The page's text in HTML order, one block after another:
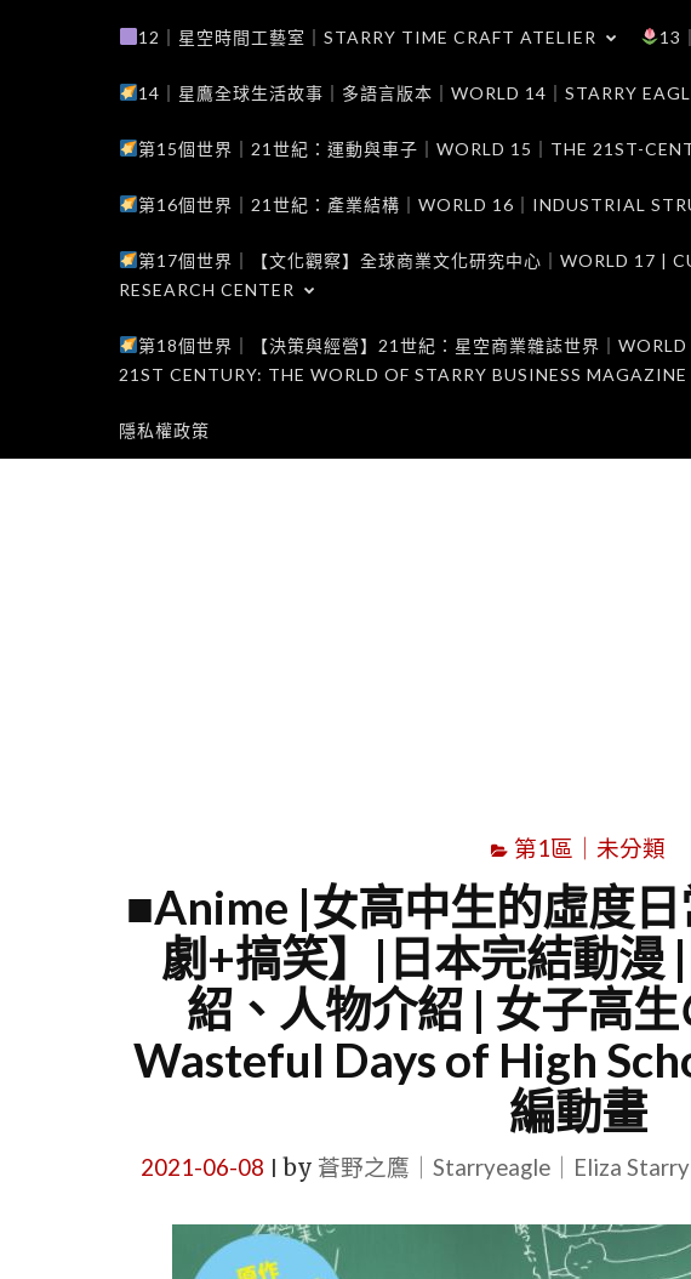
12｜星空時間工藝室｜STARRY TIME CRAFT ATELIER 13
14｜星鷹全球生活故事｜多語言版本｜WORLD 14｜STARRY
第15個世界｜21世紀：運動與車子｜WORLD 15｜THE 21ST-
第16個世界｜21世紀：產業結構｜WORLD 16｜INDUSTRIAL
第17個世界｜【文化觀察】全球商業文化研究中心｜WORLD 17 |
RESEARCH CENTER
第18個世界｜【決策與經營】21世紀：星空商業雜誌世界｜
21ST CENTURY: THE WORLD OF STARRY BUSINESS MAGAZINE
隱私權政策
第1區｜未分類
■Anime |女高中生的虛度
劇+搞笑】|日本完結動漫
紹、人物介紹 | 女子高
Wasteful Days of High
編動畫
2021-06-08 by 蒼野之鷹｜Starryeagle｜Eliza